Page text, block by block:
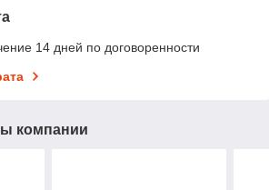
14 дней по договоренности
компании